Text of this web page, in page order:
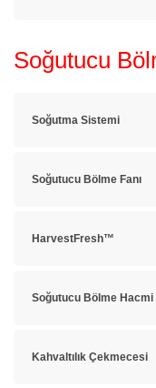
Soğutucu
Soğutma Sistemi
Soğutucu Bölme Fanı
HarvestFresh™
Soğutucu Bölme Hacmi
Kahvaltılık Çekmecesi